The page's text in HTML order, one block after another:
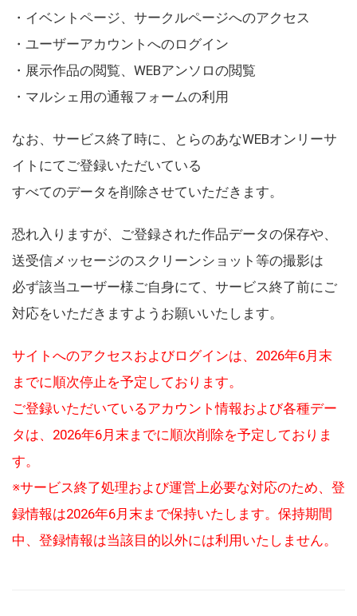
・イベントページ、サークルページへのアクセス
・ユーザーアカウントへのログイン
・展示作品の閲覧、WEBアンソロの閲覧
・マルシェ用の通報フォームの利用
なお、サービス終了時に、とらのあなWEBオンリーサ
イトにてご登録いただいている
すべてのデータを削除させていただきます。
恐れ入りますが、ご登録された作品データの保存や、
送受信メッセージのスクリーンショット等の撮影は
必ず該当ユーザー様ご自身にて、サービス終了前にご
対応をいただきますようお願いいたします。
サイトへのアクセスおよびログインは、2026年6月末
までに順次停止を予定しております。
ご登録いただいているアカウント情報および各種デー
タは、2026年6月末までに順次削除を予定しておりま
す。
※サービス終了処理および運営上必要な対応のため、登
録情報は2026年6月末まで保持いたします。保持期間
中、登録情報は当該目的以外には利用いたしません。